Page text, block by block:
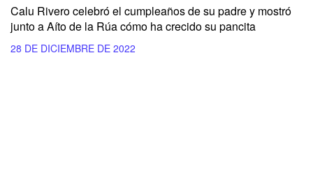
Calu Rivero celebró el cumpleaños de su padre y mostró
junto a Aíto de la Rúa cómo ha crecido su pancita
28 DE DICIEMBRE DE 2022